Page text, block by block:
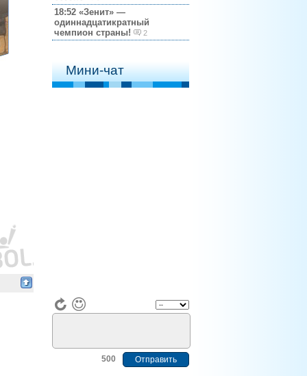
18:52 «Зенит» —
одиннадцатикратный
чемпион страны!
2
Мини-чат
500